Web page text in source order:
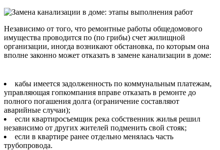
Независимо от того, что ремонтные работы общедомового
имущества проводится по (по грибы) счет жилищной
организации, иногда возникают обстановка, по которым она
вполне законно может отказать в замене канализации в доме:
кабы имеется задолженность по коммунальным платежам,
управляющая гопкомпания вправе отказать в ремонте до
полного погашения долга (ограничение составляют
аварийные случаи);
если квартиросъемщик река собственник жилья решил
независимо от других жителей подменить свой стояк;
если в квартире ранее отдельно менялась часть
трубопровода.